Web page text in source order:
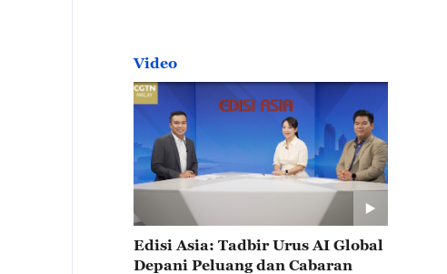
Video
Edisi Asia: Tadbir Urus AI Global
Depani Peluang dan Cabaran